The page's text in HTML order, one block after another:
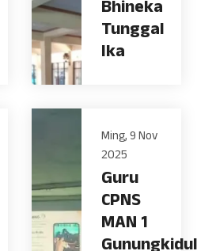
Bhineka
Tunggal
Ika
Ming, 9 Nov
2025
Guru
CPNS
MAN 1